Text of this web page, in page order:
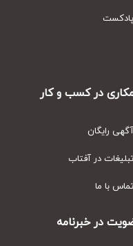
در کسب و کار
رایگان
در آفتاب
با ما
در خبرنامه